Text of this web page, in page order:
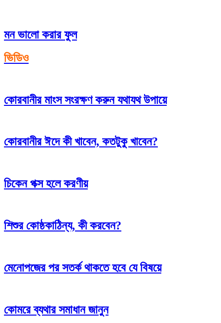
মন ভালো করার ফুল
ভিডিও
কোরবানীর মাংস সংরক্ষণ করুন যথাযথ উপায়ে
কোরবানীর ঈদে কী খাবেন, কতটুকু খাবেন?
চিকেন পক্স হলে করণীয়
শিশুর কোষ্ঠকাঠিন্য, কী করবেন?
মেনোপজের পর সতর্ক থাকতে হবে যে বিষয়ে
কোমরে ব্যথার সমাধান জানুন